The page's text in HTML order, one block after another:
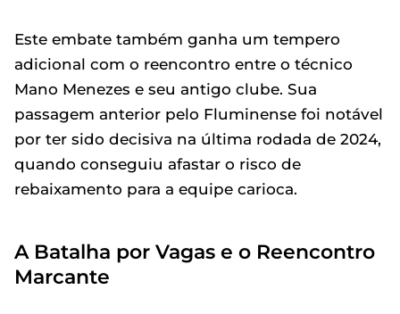
Este embate também ganha um tempero
adicional com o reencontro entre o técnico
Mano Menezes e seu antigo clube. Sua
passagem anterior pelo Fluminense foi notável
por ter sido decisiva na última rodada de 2024,
quando conseguiu afastar o risco de
rebaixamento para a equipe carioca.
A Batalha por Vagas e o Reencontro
Marcante